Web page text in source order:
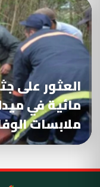
العثور على
مائية في
ملابسات